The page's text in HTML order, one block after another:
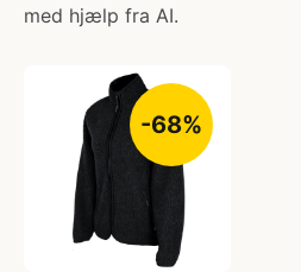
med hjælp fra AI.
-68%